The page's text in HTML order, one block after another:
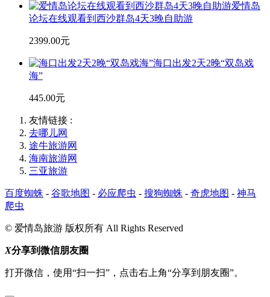
爱情岛
论坛在线观看到西沙群岛4天3晚自助游
2399.00元
海口出发2天2晚“双岛戏
海”
445.00元
友情链接 :
去哪儿网
途牛旅游网
海南旅游网
三亚旅游
百度蜘蛛 - 谷歌地图 - 必应爬虫 - 搜狗蜘蛛 - 奇虎地图 - 神马
爬虫
© 爱情岛旅游 版权所有 All Rights Reserved
X分享到微信朋友圈
打开微信，使用“扫一扫”，点击右上角“分享到朋友圈”。